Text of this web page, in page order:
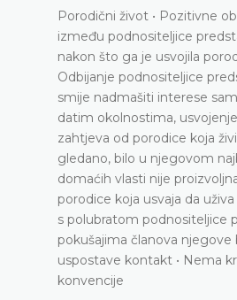
život • Pozitivne obaveze •
podnositeljice predstavke i
što ga je usvojila porodica koja
podnositeljice predstavke da
nadmašiti interese samog njenog
okolnostima, usvojenje
od porodice koja živi u
bilo u njegovom najboljem
vlasti nije proizvoljna •
koja usvaja da uživa i gradi
polubratom podnositeljice
članova njegove biološke
kontakt • Nema kršenja